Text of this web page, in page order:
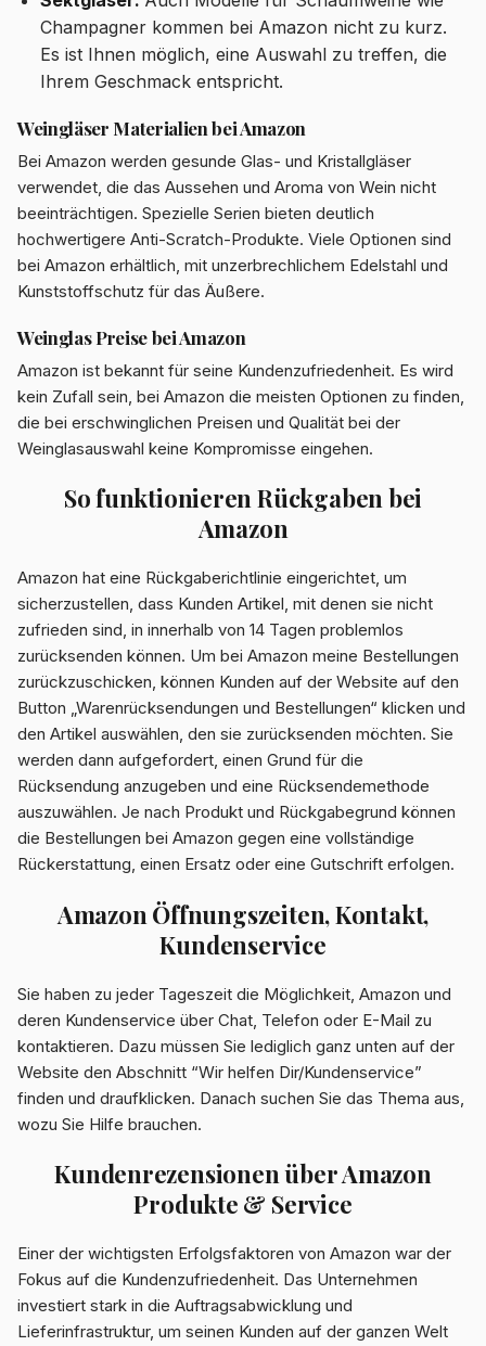
Champagner kommen bei Amazon nicht zu kurz.
Es ist Ihnen möglich, eine Auswahl zu treffen, die
Ihrem Geschmack entspricht.
Weingläser Materialien bei Amazon
Bei Amazon werden gesunde Glas- und Kristallgläser
verwendet, die das Aussehen und Aroma von Wein nicht
beeinträchtigen. Spezielle Serien bieten deutlich
hochwertigere Anti-Scratch-Produkte. Viele Optionen sind
bei Amazon erhältlich, mit unzerbrechlichem Edelstahl und
Kunststoffschutz für das Äußere.
Weinglas Preise bei Amazon
Amazon ist bekannt für seine Kundenzufriedenheit. Es wird
kein Zufall sein, bei Amazon die meisten Optionen zu finden,
die bei erschwinglichen Preisen und Qualität bei der
Weinglasauswahl keine Kompromisse eingehen.
So funktionieren Rückgaben bei
Amazon
Amazon hat eine Rückgaberichtlinie eingerichtet, um
sicherzustellen, dass Kunden Artikel, mit denen sie nicht
zufrieden sind, in innerhalb von 14 Tagen problemlos
zurücksenden können. Um bei Amazon meine Bestellungen
zurückzuschicken, können Kunden auf der Website auf den
Button „Warenrücksendungen und Bestellungen“ klicken und
den Artikel auswählen, den sie zurücksenden möchten. Sie
werden dann aufgefordert, einen Grund für die
Rücksendung anzugeben und eine Rücksendemethode
auszuwählen. Je nach Produkt und Rückgabegrund können
die Bestellungen bei Amazon gegen eine vollständige
Rückerstattung, einen Ersatz oder eine Gutschrift erfolgen.
Amazon Öffnungszeiten, Kontakt,
Kundenservice
Sie haben zu jeder Tageszeit die Möglichkeit, Amazon und
deren Kundenservice über Chat, Telefon oder E-Mail zu
kontaktieren. Dazu müssen Sie lediglich ganz unten auf der
Website den Abschnitt “Wir helfen Dir/Kundenservice”
finden und draufklicken. Danach suchen Sie das Thema aus,
wozu Sie Hilfe brauchen.
Kundenrezensionen über Amazon
Produkte & Service
Einer der wichtigsten Erfolgsfaktoren von Amazon war der
Fokus auf die Kundenzufriedenheit. Das Unternehmen
investiert stark in die Auftragsabwicklung und
Lieferinfrastruktur, um seinen Kunden auf der ganzen Welt